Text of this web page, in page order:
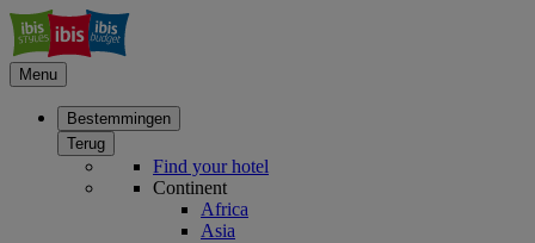
Menu
Bestemmingen
Terug
Find your hotel
Continent
Africa
Asia